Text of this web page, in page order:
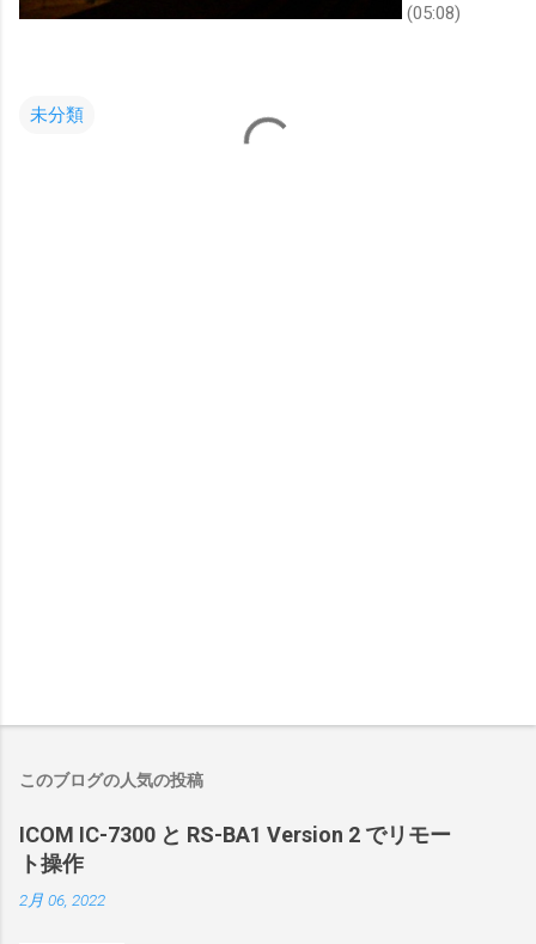
(05:08)
未分類
このブログの人気の投稿
ICOM IC-7300 と RS-BA1 Version 2 でリモー
ト操作
2月 06, 2022